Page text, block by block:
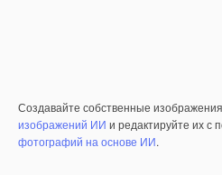
Создавайте собственные
изображений ИИ и редактируйте их с
фотографий на основе ИИ.